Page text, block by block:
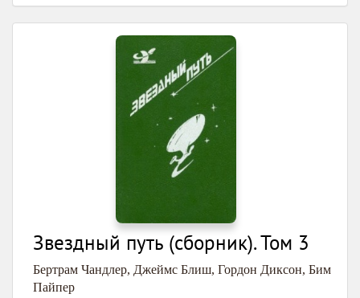
Звездный путь (сборник). Том 3
Бертрам Чандлер, Джеймс Блиш, Гордон Диксон, Бим
Пайпер